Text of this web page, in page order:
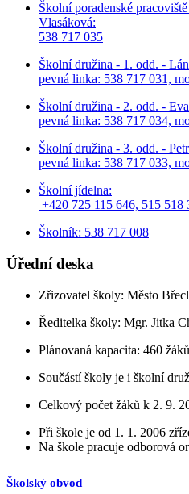
Školní poradenské
Vlasáková:
538 717 035
Školní družina - 1. odd. -
pevná linka: 538 717 031,
Školní družina - 2. odd. -
pevná linka: 538 717 034,
Školní družina - 3. odd. -
pevná linka: 538 717 033,
Školní jídelna:
+420 725 115 646, 515 518
Školník: 538 717 008
Úřední deska
Zřizovatel školy: Město
Ředitelka školy: Mgr. Jitka
Plánovaná kapacita: 460 žáků
Součástí školy je i školní
Celkový počet žáků k 2. 9.
Při škole je od 1. 1. 2006
Na škole pracuje odborová
Školský obvod